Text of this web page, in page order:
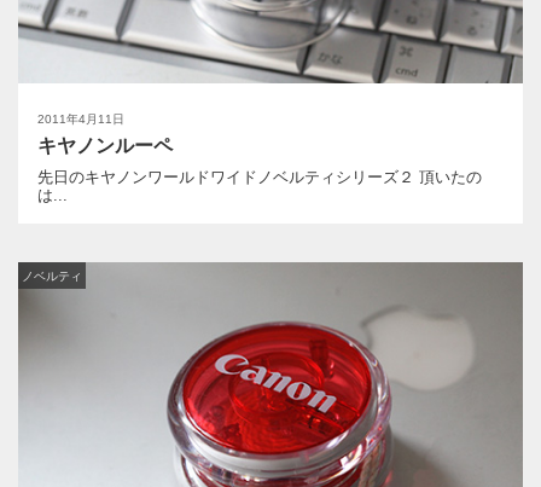
2011年4月11日
キヤノンルーペ
先日のキヤノンワールドワイドノベルティシリーズ２ 頂いたの
は...
ノベルティ